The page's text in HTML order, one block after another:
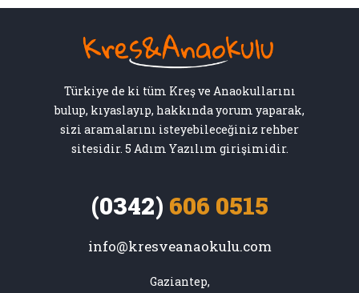
Türkiye de ki tüm Kreş ve Anaokullarını
bulup, kıyaslayıp, hakkında yorum yaparak,
sizi aramalarını isteyebileceğiniz rehber
sitesidir. 5 Adım Yazılım girişimidir.
(0342) 606 0515
info@kresveanaokulu.com
Gaziantep,